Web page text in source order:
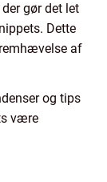
gør det let
Dette
af
og tips
være